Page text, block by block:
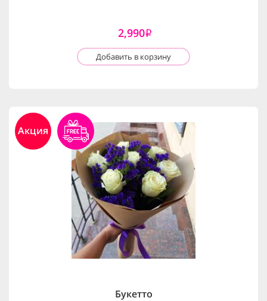
2,990i
Добавить в корзину
Акция
Букетто